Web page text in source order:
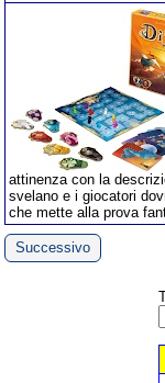
attinenza con la
svelano e i giocatori
che mette alla prova
Successivo